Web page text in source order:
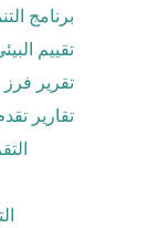
برنامج
تقييم
تقرير فرز
تقارير